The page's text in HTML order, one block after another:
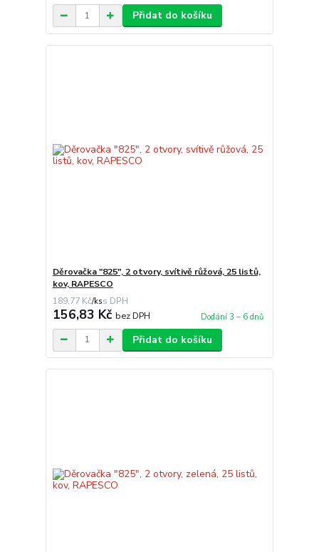
Přidat do košíku
Děrovačka "825", 2 otvory, svítivě růžová, 25 listů,
kov, RAPESCO
189,77 Kč/ks
156,83 Kč bez DPH Dodání 3 – 6 dnů
Přidat do košíku